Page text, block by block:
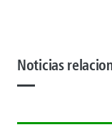
Noticias